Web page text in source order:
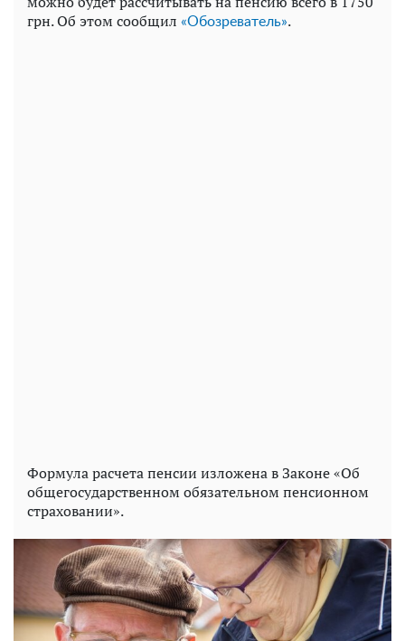
грн. Об этом сообщил «Обозреватель».
Формула расчета пенсии изложена в Законе «Об
общегосударственном обязательном пенсионном
страховании».